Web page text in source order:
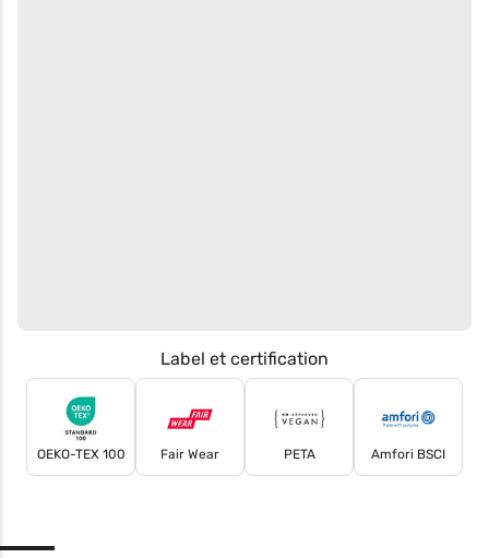
Label et certification
OEKO-TEX 100 Fair Wear PETA Amfori BSCI